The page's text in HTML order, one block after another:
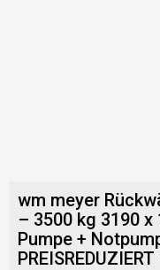
wm meyer
– 3500 kg 3190 x
Pumpe +